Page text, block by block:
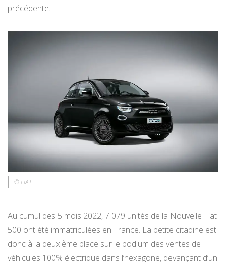
précédente.
© FIAT
Au cumul des 5 mois 2022, 7 079 unités de la Nouvelle Fiat
500 ont été immatriculées en France. La petite citadine est
donc à la deuxième place sur le podium des ventes de
véhicules 100% électrique dans l’hexagone, devançant d’un